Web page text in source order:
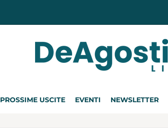
PROSSIME USCITE EVENTI NEWSLETTER